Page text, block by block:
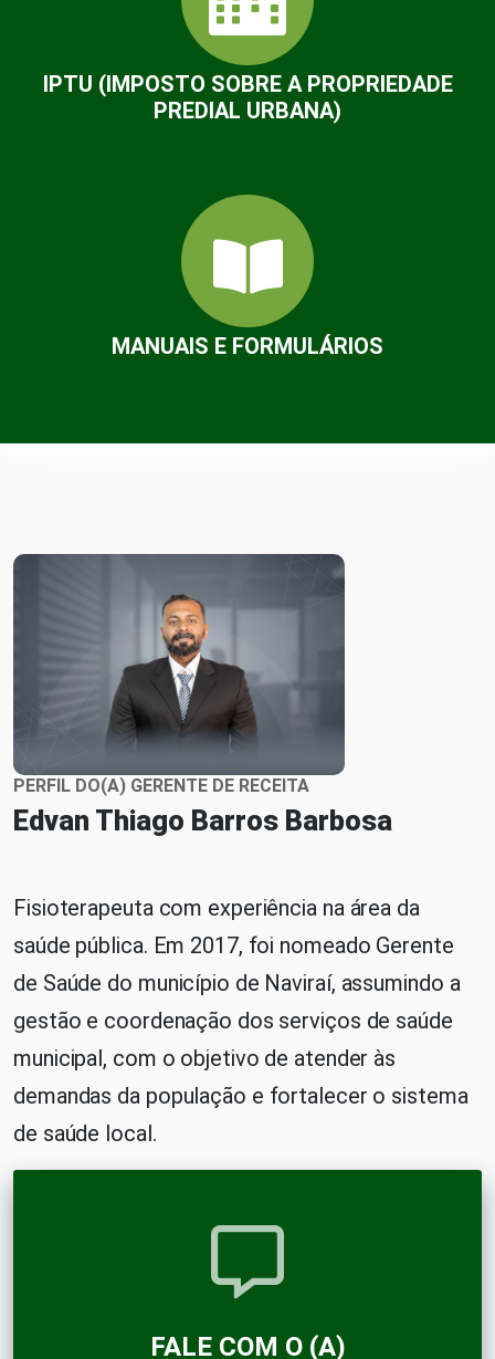
IPTU (IMPOSTO SOBRE A PROPRIEDADE
PREDIAL URBANA)
MANUAIS E FORMULÁRIOS
PERFIL DO(A) GERENTE DE RECEITA
Edvan Thiago Barros Barbosa
Fisioterapeuta com experiência na área da
saúde pública. Em 2017, foi nomeado Gerente
de Saúde do município de Naviraí, assumindo a
gestão e coordenação dos serviços de saúde
municipal, com o objetivo de atender às
demandas da população e fortalecer o sistema
de saúde local.
FALE COM O (A)